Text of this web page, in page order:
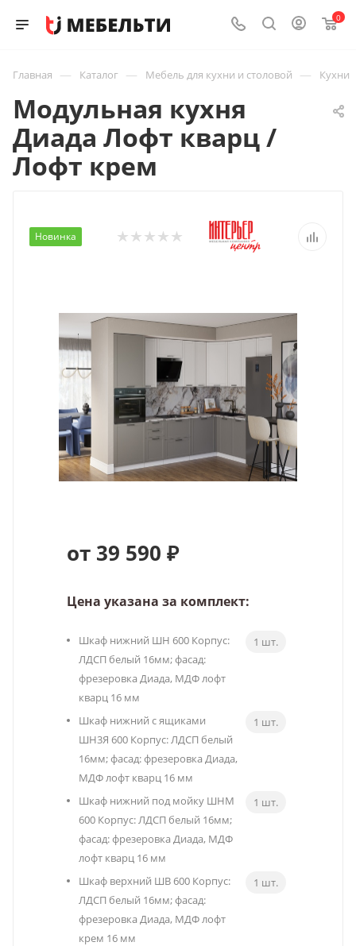
0
Главная — Каталог — Мебель для кухни и столовой — Кухни
Модульная кухня
Диада Лофт кварц /
Лофт крем
Новинка
от 39 590 ₽
Цена указана за комплект:
Шкаф нижний ШН 600 Корпус:
ЛДСП белый 16мм; фасад:
фрезеровка Диада, МДФ лофт
кварц 16 мм
1 шт.
Шкаф нижний с ящиками
ШН3Я 600 Корпус: ЛДСП белый
16мм; фасад: фрезеровка Диада,
МДФ лофт кварц 16 мм
1 шт.
Шкаф нижний под мойку ШНМ
600 Корпус: ЛДСП белый 16мм;
фасад: фрезеровка Диада, МДФ
лофт кварц 16 мм
1 шт.
Шкаф верхний ШВ 600 Корпус:
ЛДСП белый 16мм; фасад:
фрезеровка Диада, МДФ лофт
крем 16 мм
1 шт.